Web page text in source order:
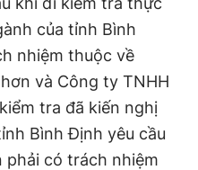
của tỉnh Bình
nhiệm thuộc về
và Công ty TNHH
tra đã kiến nghị
Bình Định yêu cầu
phải có trách nhiệm